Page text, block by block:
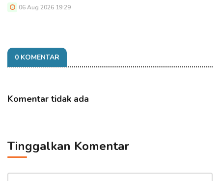
06 Aug 2026 19:29
0 KOMENTAR
Komentar tidak ada
Tinggalkan Komentar